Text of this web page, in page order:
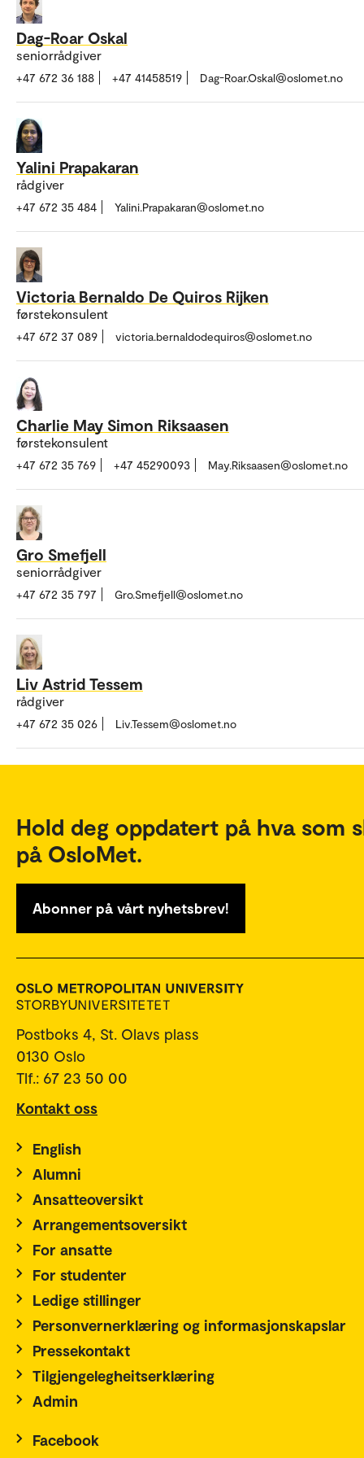
Dag-Roar Oskal
seniorrådgiver
+47 672 36 188 +47 41458519 Dag-Roar.Oskal@oslomet.no
Yalini Prapakaran
rådgiver
+47 672 35 484 Yalini.Prapakaran@oslomet.no
Victoria Bernaldo De Quiros Rijken
førstekonsulent
+47 672 37 089 victoria.bernaldodequiros@oslomet.no
Charlie May Simon Riksaasen
førstekonsulent
+47 672 35 769 +47 45290093 May.Riksaasen@oslomet.no
Gro Smefjell
seniorrådgiver
+47 672 35 797 Gro.Smefjell@oslomet.no
Liv Astrid Tessem
rådgiver
+47 672 35 026 Liv.Tessem@oslomet.no
Hold deg oppdatert på hva som
på OsloMet.
Abonner på vårt nyhetsbrev!
Postboks 4, St. Olavs plass
0130 Oslo
Tlf.: 67 23 50 00
Kontakt oss
English
Alumni
Ansatteoversikt
Arrangementsoversikt
For ansatte
For studenter
Ledige stillinger
Personvernerklæring og informasjonskapslar
Pressekontakt
Tilgjengelegheitserklæring
Admin
Facebook